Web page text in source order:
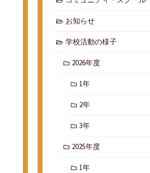
お知らせ
学校活動の様子
2026年度
1年
2年
3年
2025年度
1年